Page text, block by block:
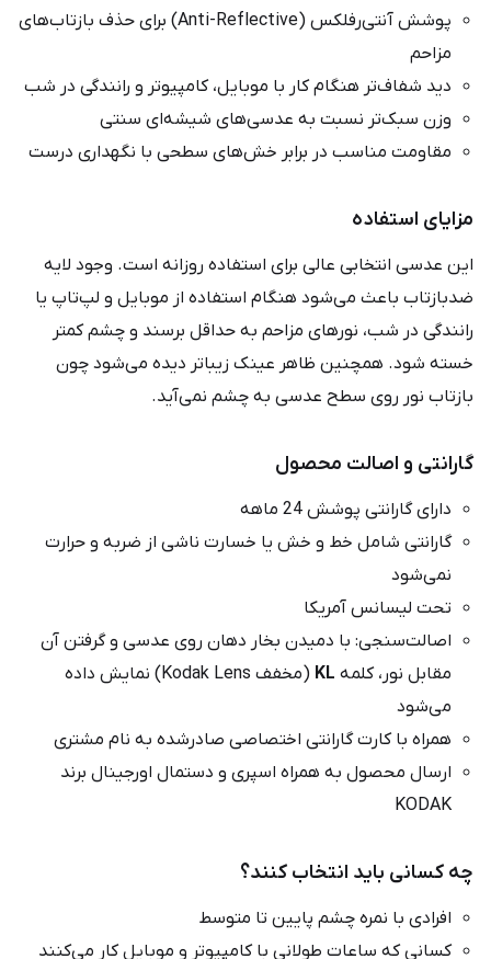
پوشش آنتی‌رفلکس (Anti-Reflective) برای حذف بازتاب‌های
مزاحم
دید شفاف‌تر هنگام کار با موبایل، کامپیوتر و رانندگی در شب
وزن سبک‌تر نسبت به عدسی‌های شیشه‌ای سنتی
مقاومت مناسب در برابر خش‌های سطحی با نگهداری درست
مزایای استفاده
این عدسی انتخابی عالی برای استفاده روزانه است. وجود لایه
ضدبازتاب باعث می‌شود هنگام استفاده از موبایل و لپ‌تاپ یا
رانندگی در شب، نورهای مزاحم به حداقل برسند و چشم کمتر
خسته شود. همچنین ظاهر عینک زیباتر دیده می‌شود چون
بازتاب نور روی سطح عدسی به چشم نمی‌آید.
گارانتی و اصالت محصول
دارای گارانتی پوشش 24 ماهه
گارانتی شامل خط و خش یا خسارت ناشی از ضربه و حرارت
نمی‌شود
تحت لیسانس آمریکا
اصالت‌سنجی: با دمیدن بخار دهان روی عدسی و گرفتن آن
مقابل نور، کلمه KL
(مخفف Kodak Lens) نمایش داده
می‌شود
همراه با کارت گارانتی اختصاصی صادرشده به نام مشتری
ارسال محصول به همراه اسپری و دستمال اورجینال برند
KODAK
چه کسانی باید انتخاب کنند؟
افرادی با نمره چشم پایین تا متوسط
کسانی که ساعات طولانی با کامپیوتر و موبایل کار می‌کنند